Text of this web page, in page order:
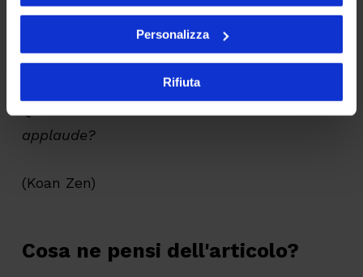
Personalizza
Rifiuta
pensiero è importante in quanto arricchisce
Dì sempre la tua
mantenendo il rispetto delle opinioni altrui.
applaude?
(Koan Zen)
Cosa ne pensi dell'articolo?